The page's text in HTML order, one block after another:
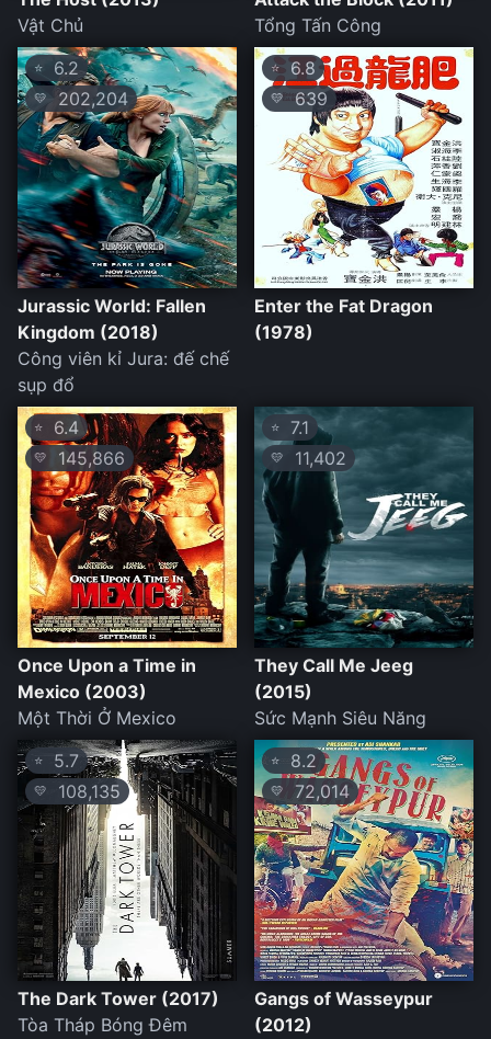
Vật Chủ
Tổng Tấn Công
⭐ 6.2
💛202,204
Jurassic World: Fallen
Kingdom (2018)
Công viên kỉ Jura: đế chế
sụp đổ
⭐ 6.8
💛 639
Enter the Fat Dragon
(1978)
⭐ 6.4
💛 145,866
Once Upon a Time in
Mexico (2003)
Một Thời Ở Mexico
⭐ 7.1
💛 11,402
They Call Me Jeeg
(2015)
Sức Mạnh Siêu Năng
⭐ 5.7
💛 108,135
The Dark Tower (2017)
Tòa Tháp Bóng Đêm
⭐ 8.2
💛 72,014
Gangs of Wasseypur
(2012)